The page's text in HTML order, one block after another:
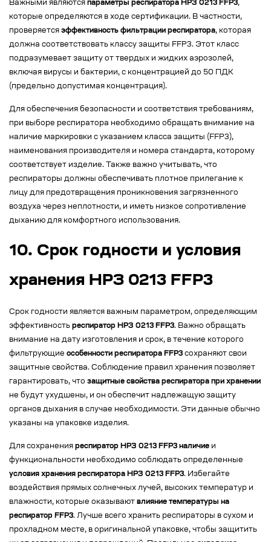
Важными являются параметры респиратора НРЗ 0213 FFP3,
которые определяются в ходе сертификации. В частности,
проверяется эффективность фильтрации респиратора, которая
должна соответствовать классу защиты FFP3. Этот класс
подразумевает защиту от твердых и жидких аэрозолей,
включая вирусы и бактерии, с концентрацией до 50 ПДК
(предельно допустимая концентрация).
Для обеспечения безопасности и соответствия требованиям,
при выборе респиратора необходимо обращать внимание на
наличие маркировки с указанием класса защиты (FFP3),
наименования производителя и номера стандарта, которому
соответствует изделие. Также важно учитывать, что
респираторы должны обеспечивать плотное прилегание к
лицу для предотвращения проникновения загрязненного
воздуха через неплотности, и иметь низкое сопротивление
дыханию для комфортного использования.
10. Срок годности и условия
хранения НРЗ 0213 FFP3
Срок годности является важным параметром, определяющим
эффективность респиратор НРЗ 0213 FFP3. Важно обращать
внимание на дату изготовления и срок, в течение которого
фильтрующие особенности респиратора FFP3 сохраняют свои
защитные свойства. Соблюдение правил хранения позволяет
гарантировать, что защитные свойства респиратора при хранении
не будут ухудшены, и он обеспечит надлежащую защиту
органов дыхания в случае необходимости. Эти данные обычно
указаны на упаковке изделия.
Для сохранения респиратор НРЗ 0213 FFP3 наличие и
функциональности необходимо соблюдать определенные
условия хранения респиратора НРЗ 0213 FFP3. Избегайте
воздействия прямых солнечных лучей, высоких температур и
влажности, которые оказывают влияние температуры на
респиратор FFP3. Лучше всего хранить респираторы в сухом и
прохладном месте, в оригинальной упаковке, чтобы защитить